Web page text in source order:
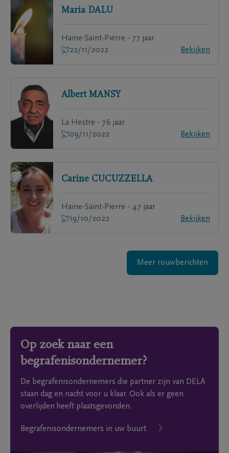
Maria DALU
Haine-Saint-Pierre - 77 jaar
22/11/2022
Bekijken
Albert MANSY
La Hestre - 76 jaar
09/11/2022
Bekijken
Carine CUCUZZELLA
Haine-Saint-Pierre - 47 jaar
19/10/2022
Bekijken
Meer rouwberichten
Op zoek naar een
begrafenisondernemer?
De begrafenisondernemers die partner zijn van DELA
staan dag en nacht voor u klaar. Ook als er geen
overlijden heeft plaatsgevonden.
Begrafenisondernemers in uw buurt